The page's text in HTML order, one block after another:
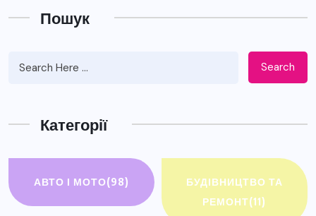
Пошук
Search
Категорії
АВТО І МОТО(98)
БУДІВНИЦТВО ТА
РЕМОНТ(11)